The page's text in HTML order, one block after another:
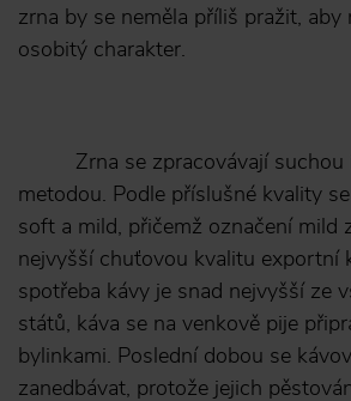
zrna by se neměla příliš pražit, aby
osobitý charakter.
Zrna se zpracovávají
metodou. Podle příslušné kvality
soft a mild, přičemž označení mild
nejvyšší chuťovou kvalitu exportní
spotřeba kávy je snad nejvyšší ze
států, káva se na venkově pije
bylinkami. Poslední dobou se
zanedbávat, protože jejich